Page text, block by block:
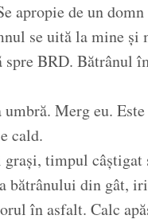
apropie de un
se uită la mine și
spre BRD. Bătrânul
Merg eu.
cald.
timpul câștigat
bătrânului din gât,
în asfalt. Calc